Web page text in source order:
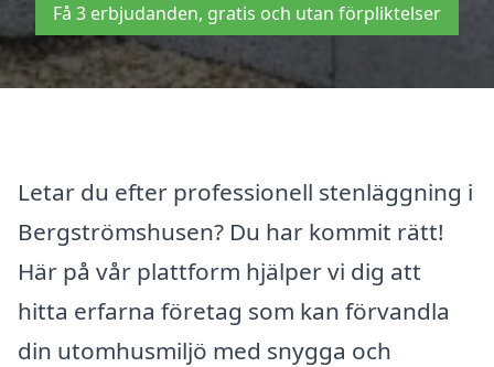
Få 3 erbjudanden, gratis och utan förpliktelser
Letar du efter professionell stenläggning i
Bergströmshusen? Du har kommit rätt!
Här på vår plattform hjälper vi dig att
hitta erfarna företag som kan förvandla
din utomhusmiljö med snygga och